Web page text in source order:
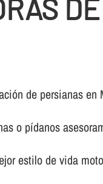
de persianas en
o pí­danos
estilo de vida